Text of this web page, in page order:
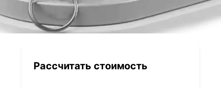
Рассчитать стоимость